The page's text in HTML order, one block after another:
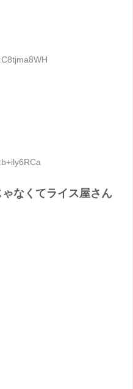
なくてライス屋さん